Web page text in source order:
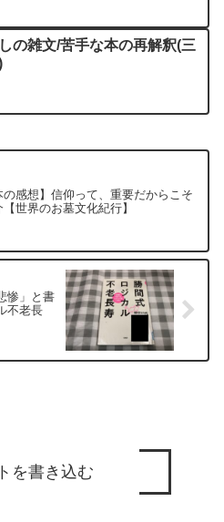
の雑文/苦手な本の再解釈(三
の感想】信仰って、重要だからこそ
【世界のお墓文化紀行】
惨」と書
不老長
を書き込む